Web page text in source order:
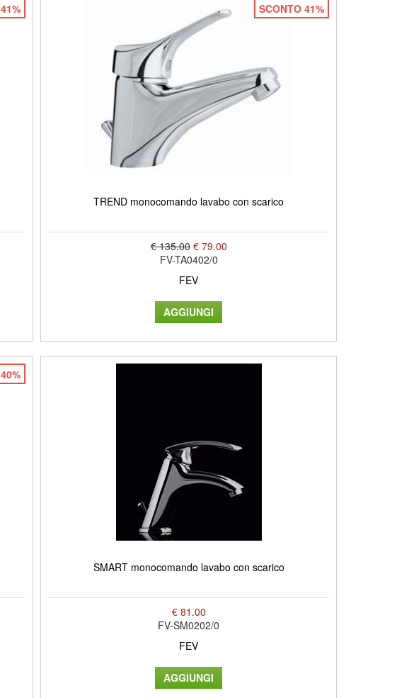
SCONTO 41%
TREND monocomando lavabo con scarico
€ 135.00 € 79.00
FV-TA0402/0
FEV
SMART monocomando lavabo con scarico
€ 81.00
FV-SM0202/0
FEV